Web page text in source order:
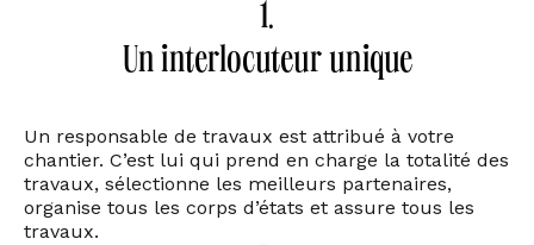
1.
Un interlocuteur unique
Un responsable de travaux est attribué à votre
chantier. C’est lui qui prend en charge la totalité des
travaux, sélectionne les meilleurs partenaires,
organise tous les corps d’états et assure tous les
travaux.